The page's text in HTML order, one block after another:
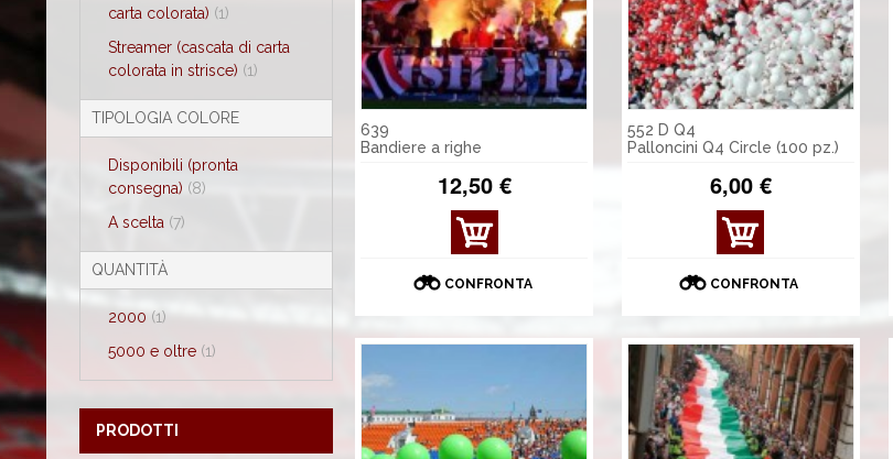
carta colorata) (1)
Streamer (cascata di carta
colorata in strisce) (1)
TIPOLOGIA COLORE
Disponibili (pronta
consegna) (8)
A scelta (7)
QUANTITÀ
2000 (1)
5000 e oltre (1)
639
Bandiere a righe
12,50 €
CONFRONTA
552 D Q4
Palloncini Q4 Circle (100 pz.)
6,00 €
CONFRONTA
PRODOTTI